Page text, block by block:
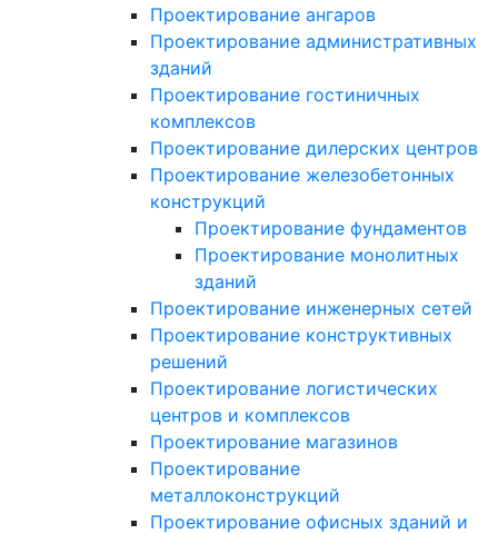
Проектирование ангаров
Проектирование административных
зданий
Проектирование гостиничных
комплексов
Проектирование дилерских центров
Проектирование железобетонных
конструкций
Проектирование фундаментов
Проектирование монолитных
зданий
Проектирование инженерных сетей
Проектирование конструктивных
решений
Проектирование логистических
центров и комплексов
Проектирование магазинов
Проектирование
металлоконструкций
Проектирование офисных зданий и